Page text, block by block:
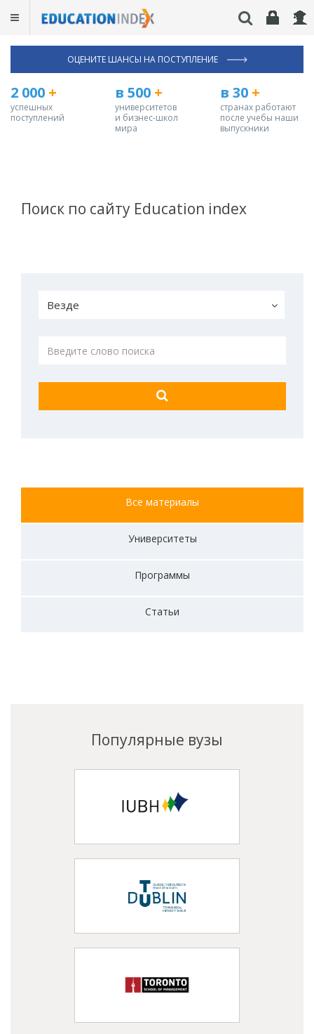
ОЦЕНИТЕ ШАНСЫ НА ПОСТУПЛЕНИЕ
2 000 +
успешных
поступлений
в 500 +
университетов
и бизнес-школ
мира
в 30+
странах работают
после учебы наши
выпускники
Поиск по сайту Education index
Везде
Все материалы
Университеты
Программы
Статьи
Популярные вузы